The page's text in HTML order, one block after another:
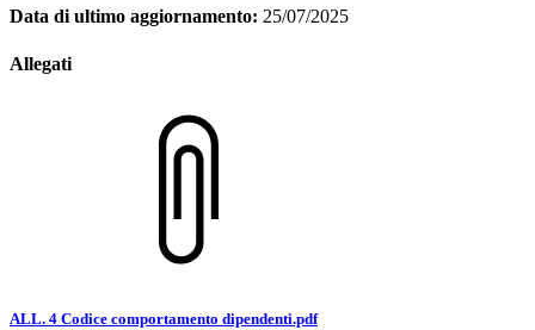
Data di ultimo aggiornamento: 25/07/2025
Allegati
ALL. 4 Codice comportamento dipendenti.pdf